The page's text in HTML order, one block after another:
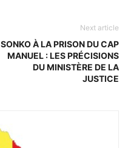
Next article
SONKO À LA PRISON DU CAP
MANUEL : LES PRÉCISIONS
DU MINISTÈRE DE LA
JUSTICE